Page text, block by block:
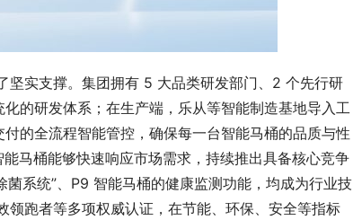
坚实支撑。集团拥有 5 大品类研发部门、2 个先行研
的研发体系；在生产端，乐从等智能制造基地导入工
的全流程智能管控，确保每一台智能马桶的品质与性
马桶能够快速响应市场需求，持续推出具备核心竞争
系统”、P9 智能马桶的健康监测功能，均成为行业技
跑者等多项权威认证，在节能、环保、安全等指标